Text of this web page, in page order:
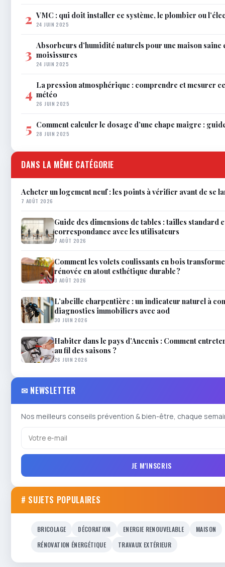
2 VMC : qui doit installer ce système, le plombier ou
24 JUIN 2025
3 Absorbeurs d’humidité naturels pour une maison saine
moisissures
24 JUIN 2025
4 La pression atmosphérique : comprendre et mesurer
météo
26 JUIN 2025
5 Comment calculer le dosage d’une chape maigre :
28 JUIN 2025
DANS LA MÊME CATÉGORIE
Acheter un logement neuf : les points à vérifier avant de se
7 AOÛT 2026
Guide des dimensions de tables : tailles standard
correspondance avec les utilisateurs
7 AOÛT 2026
Comment les volets coulissants en bois
rénovée en atout esthétique durable ?
3 AOÛT 2026
L’abeille charpentière : un indicateur naturel à
diagnostics immobiliers avec aod
30 JUIN 2026
Habiter dans le pays d’Ancenis : Comment
au fil des saisons ?
26 JUIN 2026
✉ NEWSLETTER
Nos meilleurs conseils prévention & bien-être, chaque
JE M'INSCRIS
# SUJETS POPULAIRES
BRICOLAGE DÉCORATION ENERGIE RENOUVELABLE
MAISON
RÉNOVATION ÉNERGÉTIQUE
TRAVAUX EXTÉRIEUR